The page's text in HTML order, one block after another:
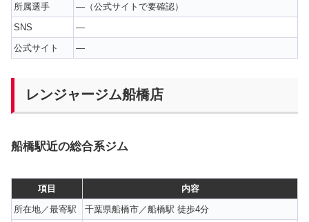
所属選手
—（公式サイトで要確認）
SNS
—
公式サイト
—
レンジャージム船橋店
船橋駅近の総合系ジム
項目
内容
所在地／最寄駅
千葉県船橋市／船橋駅 徒歩4分